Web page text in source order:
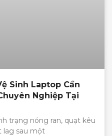
Sinh Laptop Cần
Nghiệp Tại
trạng nóng ran, quạt kêu
lag sau một